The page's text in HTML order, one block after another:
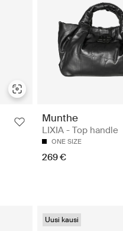
Munthe
LIXIA - Top handle
ONE SIZE
269 €
Uusi kausi